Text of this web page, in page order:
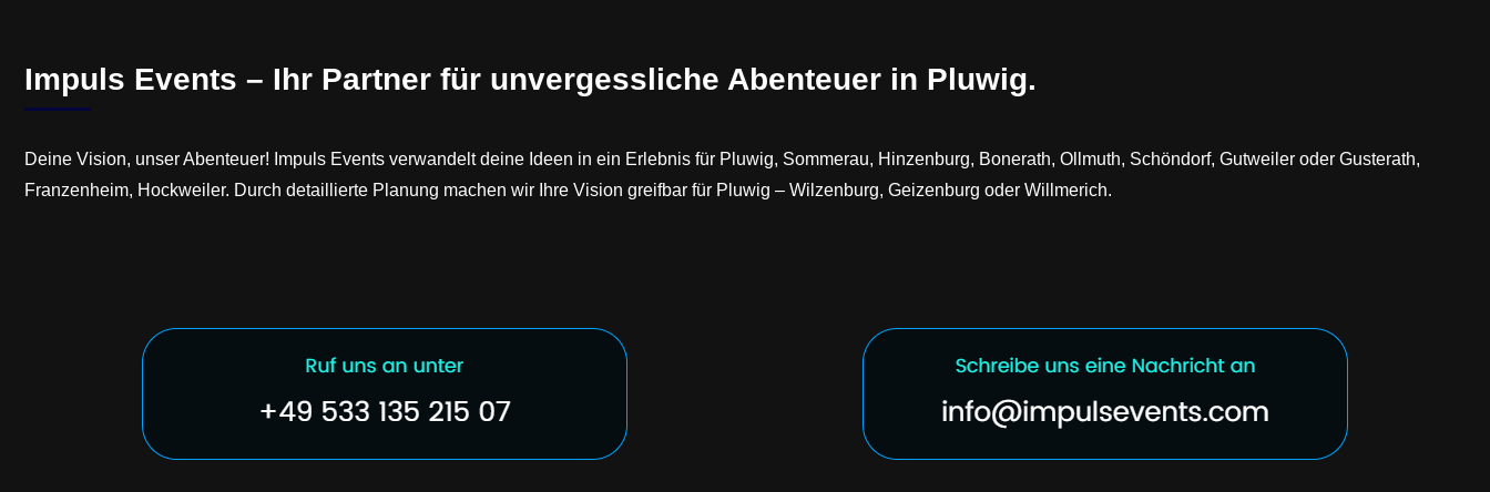
Impuls Events – Ihr Partner für unvergessliche Abenteuer in Pluwig.
Deine Vision, unser Abenteuer! Impuls Events verwandelt deine Ideen in ein Erlebnis für Pluwig, Sommerau, Hinzenburg, Bonerath, Ollmuth, Schöndorf, Gutweiler oder Gusterath,
Franzenheim, Hockweiler. Durch detaillierte Planung machen wir Ihre Vision greifbar für Pluwig – Wilzenburg, Geizenburg oder Willmerich.